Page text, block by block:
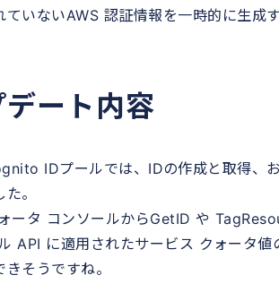
ていないAWS 認証情報を一時的に生成
デート内容
IDプールでは、IDの作成と取得、
。
ータ コンソールからGetID や
API に適用されたサービス クォータ
そうですね。